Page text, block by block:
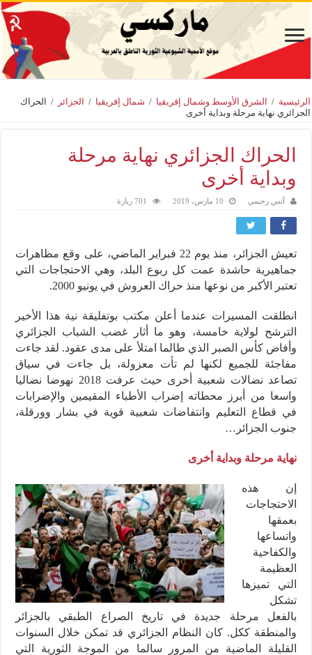
الرئيسية / الشرق الأوسط وشمال إفريقيا / شمال إفريقيا / الجزائر /
الحراك
الجزائري نهاية مرحلة وبداية أخرى
الحراك الجزائري نهاية مرحلة
وبداية أخرى
أنس رحيمي 10 مارس، 2019 701 زيارة
تعيش الجزائر، منذ يوم 22 فبراير الماضي، على وقع مظاهرات
جماهيرية حاشدة عمت كل ربوع البلد، وهي الاحتجاجات التي
تعتبر الأكبر من نوعها منذ حراك العروش في يونيو 2000.
انطلقت المسيرات عندما أعلن مكتب بوتفليقة نية هذا الأخير
الترشح لولاية خامسة، وهو ما أثار غضب الشباب الجزائري
وأفاض كأس الصبر الذي طالما امتلأ على مدى عقود. لقد جاءت
مفاجئة للجميع لكنها لم تأت معزولة، بل جاءت في سياق
تصاعد نضالات شعبية أخرى حيث عرفت 2018 نهوضا نضاليا
واسعا من أبرز محطاته إضراب الأطباء المقيمين والإضرابات
في قطاع التعليم وانتفاضات شعبية قوية في بشار وورقلة،
جنوب الجزائر…
نهاية مرحلة وبداية أخرى
إن هذه
الاحتجاجات
بعمقها
واتساعها
والكفاحية
العظيمة
التي تميزها
تشكل
بالفعل مرحلة جديدة في تاريخ الصراع الطبقي بالجزائر
والمنطقة ككل. كان النظام الجزائري قد تمكن خلال السنوات
القليلة الماضية من المرور سالما من الموجة الثورية التي